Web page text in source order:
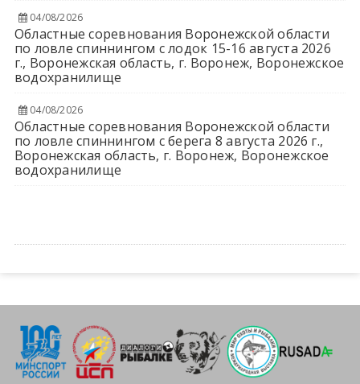
04/08/2026
Областные соревнования Воронежской области
по ловле спиннингом с лодок 15-16 августа 2026
г., Воронежская область, г. Воронеж, Воронежское
водохранилище
04/08/2026
Областные соревнования Воронежской области
по ловле спиннингом с берега 8 августа 2026 г.,
Воронежская область, г. Воронеж, Воронежское
водохранилище